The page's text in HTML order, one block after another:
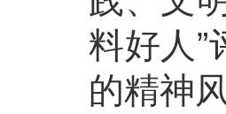
料好人”
的精神